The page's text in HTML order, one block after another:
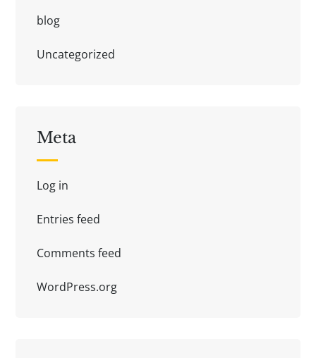
blog
Uncategorized
Meta
Log in
Entries feed
Comments feed
WordPress.org